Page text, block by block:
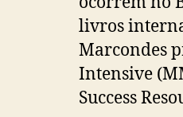
livros
Marcondes
Intensive
Success